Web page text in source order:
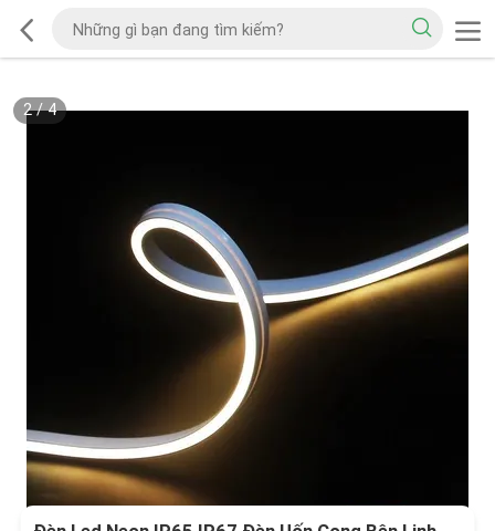
2/4